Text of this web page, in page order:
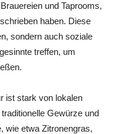
und Taprooms,
haben. Diese
sondern auch soziale
treffen, um
ist stark von lokalen
Gewürze und
wie etwa Zitronengras,